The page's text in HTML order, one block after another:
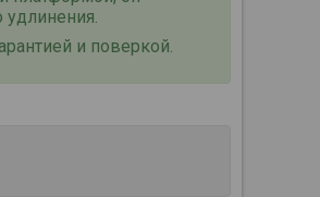
и поверкой.